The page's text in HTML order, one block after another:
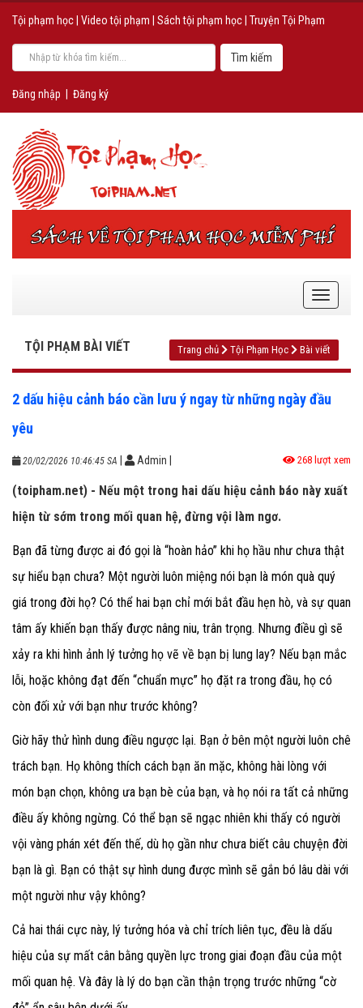
Tội phạm học Video tội phạm Sách tội phạm học Truyện Tội Phạm
Đăng nhập Đăng ký
TỘI PHẠM BÀI VIẾT Trang chủ Tội Phạm Học Bài viết
2 dấu hiệu cảnh báo cần lưu ý ngay từ những ngày đầu
yêu
20/02/2026 10:46:45 SA Admin 268 lượt xem
(toipham.net) - Nếu một trong hai dấu hiệu cảnh báo này xuất
hiện từ sớm trong mối quan hệ, đừng vội làm ngơ.
Bạn đã từng được ai đó gọi là “hoàn hảo” khi họ hầu như chưa thật
sự hiểu bạn chưa? Một người luôn miệng nói bạn là món quà quý
giá trong đời họ? Có thể hai bạn chỉ mới bắt đầu hẹn hò, và sự quan
tâm ấy khiến bạn thấy được nâng niu, trân trọng. Nhưng điều gì sẽ
xảy ra khi hình ảnh lý tưởng họ vẽ về bạn bị lung lay? Nếu bạn mắc
lỗi, hoặc không đạt đến “chuẩn mực” họ đặt ra trong đầu, họ có
còn đối xử với bạn như trước không?
Giờ hãy thử hình dung điều ngược lại. Bạn ở bên một người luôn chê
trách bạn. Họ không thích cách bạn ăn mặc, không hài lòng với
món bạn chọn, không ưa bạn bè của bạn, và họ nói ra tất cả những
điều ấy không ngừng. Có thể bạn sẽ ngạc nhiên khi thấy có người
vội vàng phán xét đến thế, dù họ gần như chưa biết câu chuyện đời
bạn là gì. Bạn có thật sự hình dung được mình sẽ gắn bó lâu dài với
một người như vậy không?
Cả hai thái cực này, lý tưởng hóa và chỉ trích liên tục, đều là dấu
hiệu của sự mất cân bằng quyền lực trong giai đoạn đầu của một
mối quan hệ. Và đây là lý do bạn cần thận trọng trước những “cờ